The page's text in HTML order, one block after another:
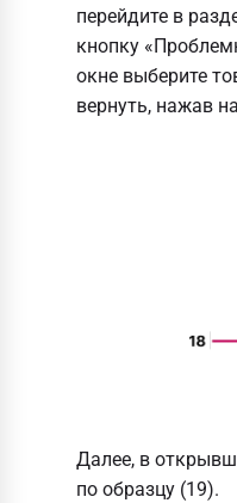
перейдите в
кнопку
окне выберите
вернуть, нажав
Далее, в
по образцу (19).